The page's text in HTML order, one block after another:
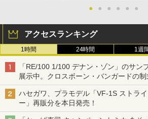
● ● ● ● ● ●
アクセスランキング
1時間 24時間 1週
「RE/100 1/100 デナン・ゾン」のサン
展示中。クロスボーン・バンガードの制
【ガンダムベース撮り下ろし】
ハセガワ、プラモデル「VF-1S ストラ
ー」再販分を本日発売！